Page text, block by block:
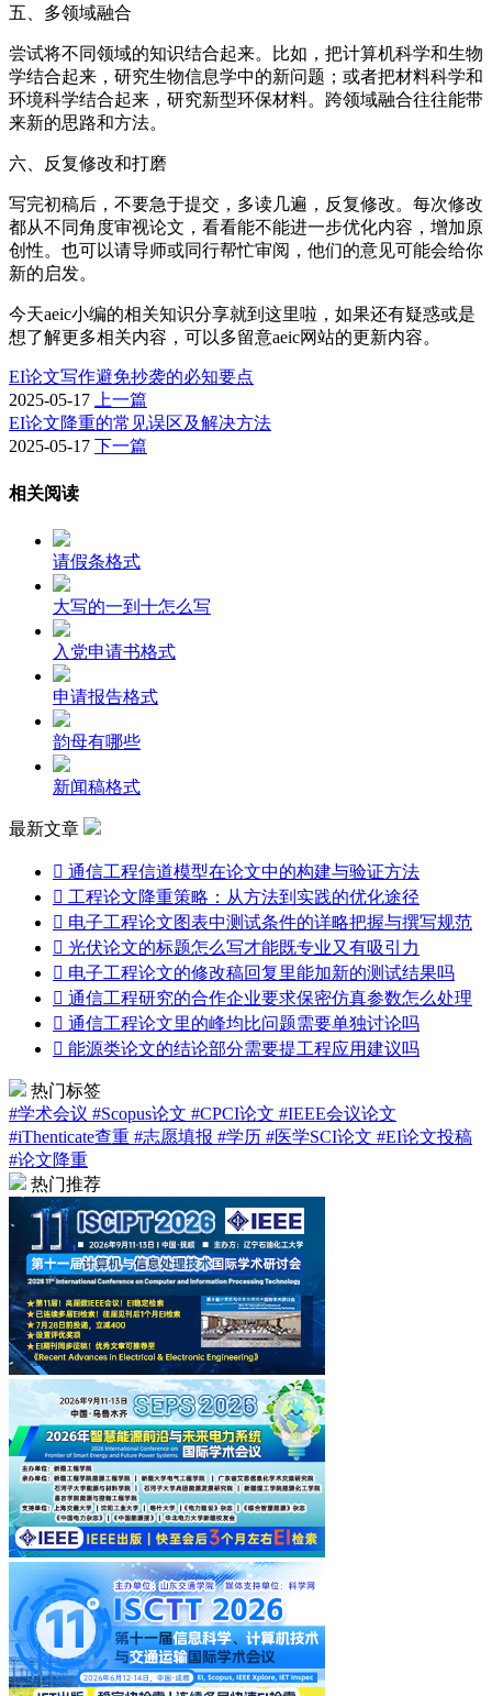
五、多领域融合
尝试将不同领域的知识结合起来。比如，把计算机科学和生物
学结合起来，研究生物信息学中的新问题；或者把材料科学和
环境科学结合起来，研究新型环保材料。跨领域融合往往能带
来新的思路和方法。
六、反复修改和打磨
写完初稿后，不要急于提交，多读几遍，反复修改。每次修改
都从不同角度审视论文，看看能不能进一步优化内容，增加原
创性。也可以请导师或同行帮忙审阅，他们的意见可能会给你
新的启发。
今天aeic小编的相关知识分享就到这里啦，如果还有疑惑或是
想了解更多相关内容，可以多留意aeic网站的更新内容。
EI论文写作避免抄袭的必知要点
2025-05-17 上一篇
EI论文降重的常见误区及解决方法
2025-05-17 下一篇
相关阅读
请假条格式
大写的一到十怎么写
入党申请书格式
申请报告格式
韵母有哪些
新闻稿格式
最新文章
 通信工程信道模型在论文中的构建与验证方法
 工程论文降重策略：从方法到实践的优化途径
 电子工程论文图表中测试条件的详略把握与撰写规范
 光伏论文的标题怎么写才能既专业又有吸引力
 电子工程论文的修改稿回复里能加新的测试结果吗
 通信工程研究的合作企业要求保密仿真参数怎么处理
 通信工程论文里的峰均比问题需要单独讨论吗
 能源类论文的结论部分需要提工程应用建议吗
热门标签
#学术会议 #Scopus论文 #CPCI论文 #IEEE会议论文
#iThenticate查重 #志愿填报 #学历 #医学SCI论文 #EI论文投稿
#论文降重
热门推荐